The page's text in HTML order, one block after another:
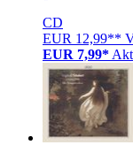
CD
EUR 12,99**
EUR 7,99*